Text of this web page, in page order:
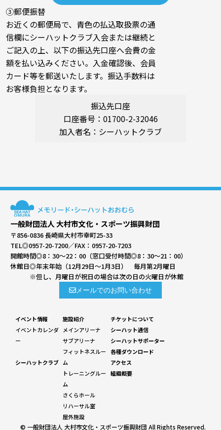
③郵便振替
お近くの郵便局で、青色の払込取扱票の通
信欄にシーハットクラブ入会または継続と
ご記入の上、以下の振込先口座へ会費の金
額を払い込みください。入金確認後、会員
カード等を郵送いたします。振込手数料は
お客様負担となります。
振込先口座
口座番号：01700-2-32046
加入者名：シーハットクラブ
一般財団法人 大村市文化・スポーツ振興財団
〒856-0836 長崎県大村市幸町25-33
TEL◎0957-20-7200／FAX：0957-20-7203
開館時間◎8：30～22：00（窓口受付時間◎8：30～21：00）
休館日◎年末年始（12月29日～1月3日） 毎月第2月曜日
※但し、月曜日が祝日の場合は次の日の火曜日が休館
メールでのお問い合わせ
イベント情報
イベントカレンダ
ー
シーハットクラブ
施設紹介
メインアリーナ
サブアリーナ
フィットネスルー
ム
トレーニングルー
ム
さくらホール
リハーサル室
屋外施設
チケットについて
シーハット通信
シーハットサポーター
各種ダウンロード
アクセス
組織概要
© 一般財団法人 大村市文化・スポーツ振興財団 All Rights Reserved.